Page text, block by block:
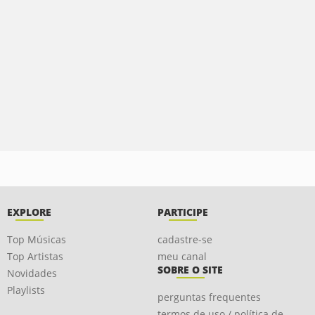
EXPLORE
Top Músicas
Top Artistas
Novidades
Playlists
PARTICIPE
cadastre-se
meu canal
SOBRE O SITE
perguntas frequentes